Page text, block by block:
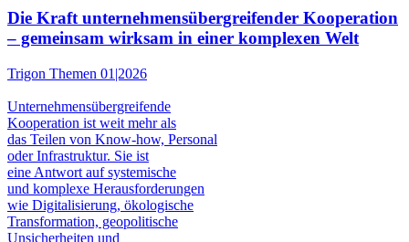
Die Kraft unternehmensübergreifender Kooperation
– gemeinsam wirksam in einer komplexen Welt
Trigon Themen 01|2026
Unternehmensübergreifende
Kooperation ist weit mehr als
das Teilen von Know-how, Personal
oder Infrastruktur. Sie ist
eine Antwort auf systemische
und komplexe Herausforderungen
wie Digitalisierung, ökologische
Transformation, geopolitische
Unsicherheiten und